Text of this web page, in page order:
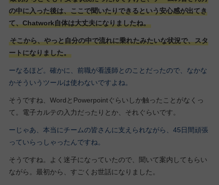
の中に入った後は、ここで聞いたりできるという安心感が出てき
て、Chatwork自体は大丈夫になりましたね。
そこから、やっと自分の中で流れに乗れたみたいな状況で、スタ
ートになりました。
ーなるほど。確かに、前職が看護師とのことだったので、なかな
かそういうツールは使わないですよね。
そうですね、WordとPowerpointぐらいしか触ったことがなくっ
て。電子カルテの入力だったりとか、それぐらいです。
ーじゃあ、本当にチームの皆さんに支えられながら、45日間頑張
っていらっしゃったんですね。
そうですね。よく迷子になっていたので、聞いて案内してもらい
ながら。最初から、すごくお世話になりました。